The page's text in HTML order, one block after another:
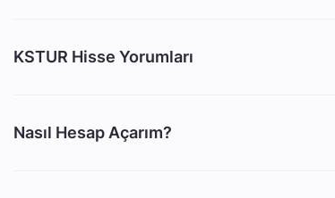
KSTUR Hisse Yorumları
Nasıl Hesap Açarım?